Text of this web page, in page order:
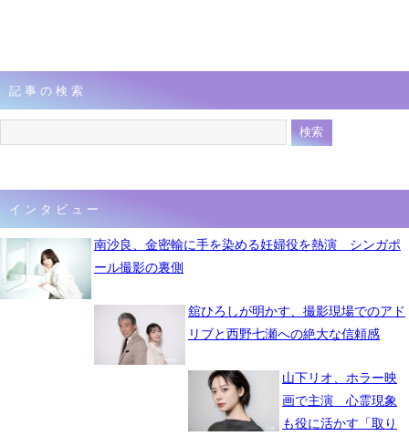
記事の検索
インタビュー
南沙良、金密輸に手を染める妊婦役を熱演 シンガポ
ール撮影の裏側
舘ひろしが明かす、撮影現場でのアド
リブと西野七瀬への絶大な信頼感
山下リオ、ホラー映
画で主演 心霊現象
も役に活かす「取り